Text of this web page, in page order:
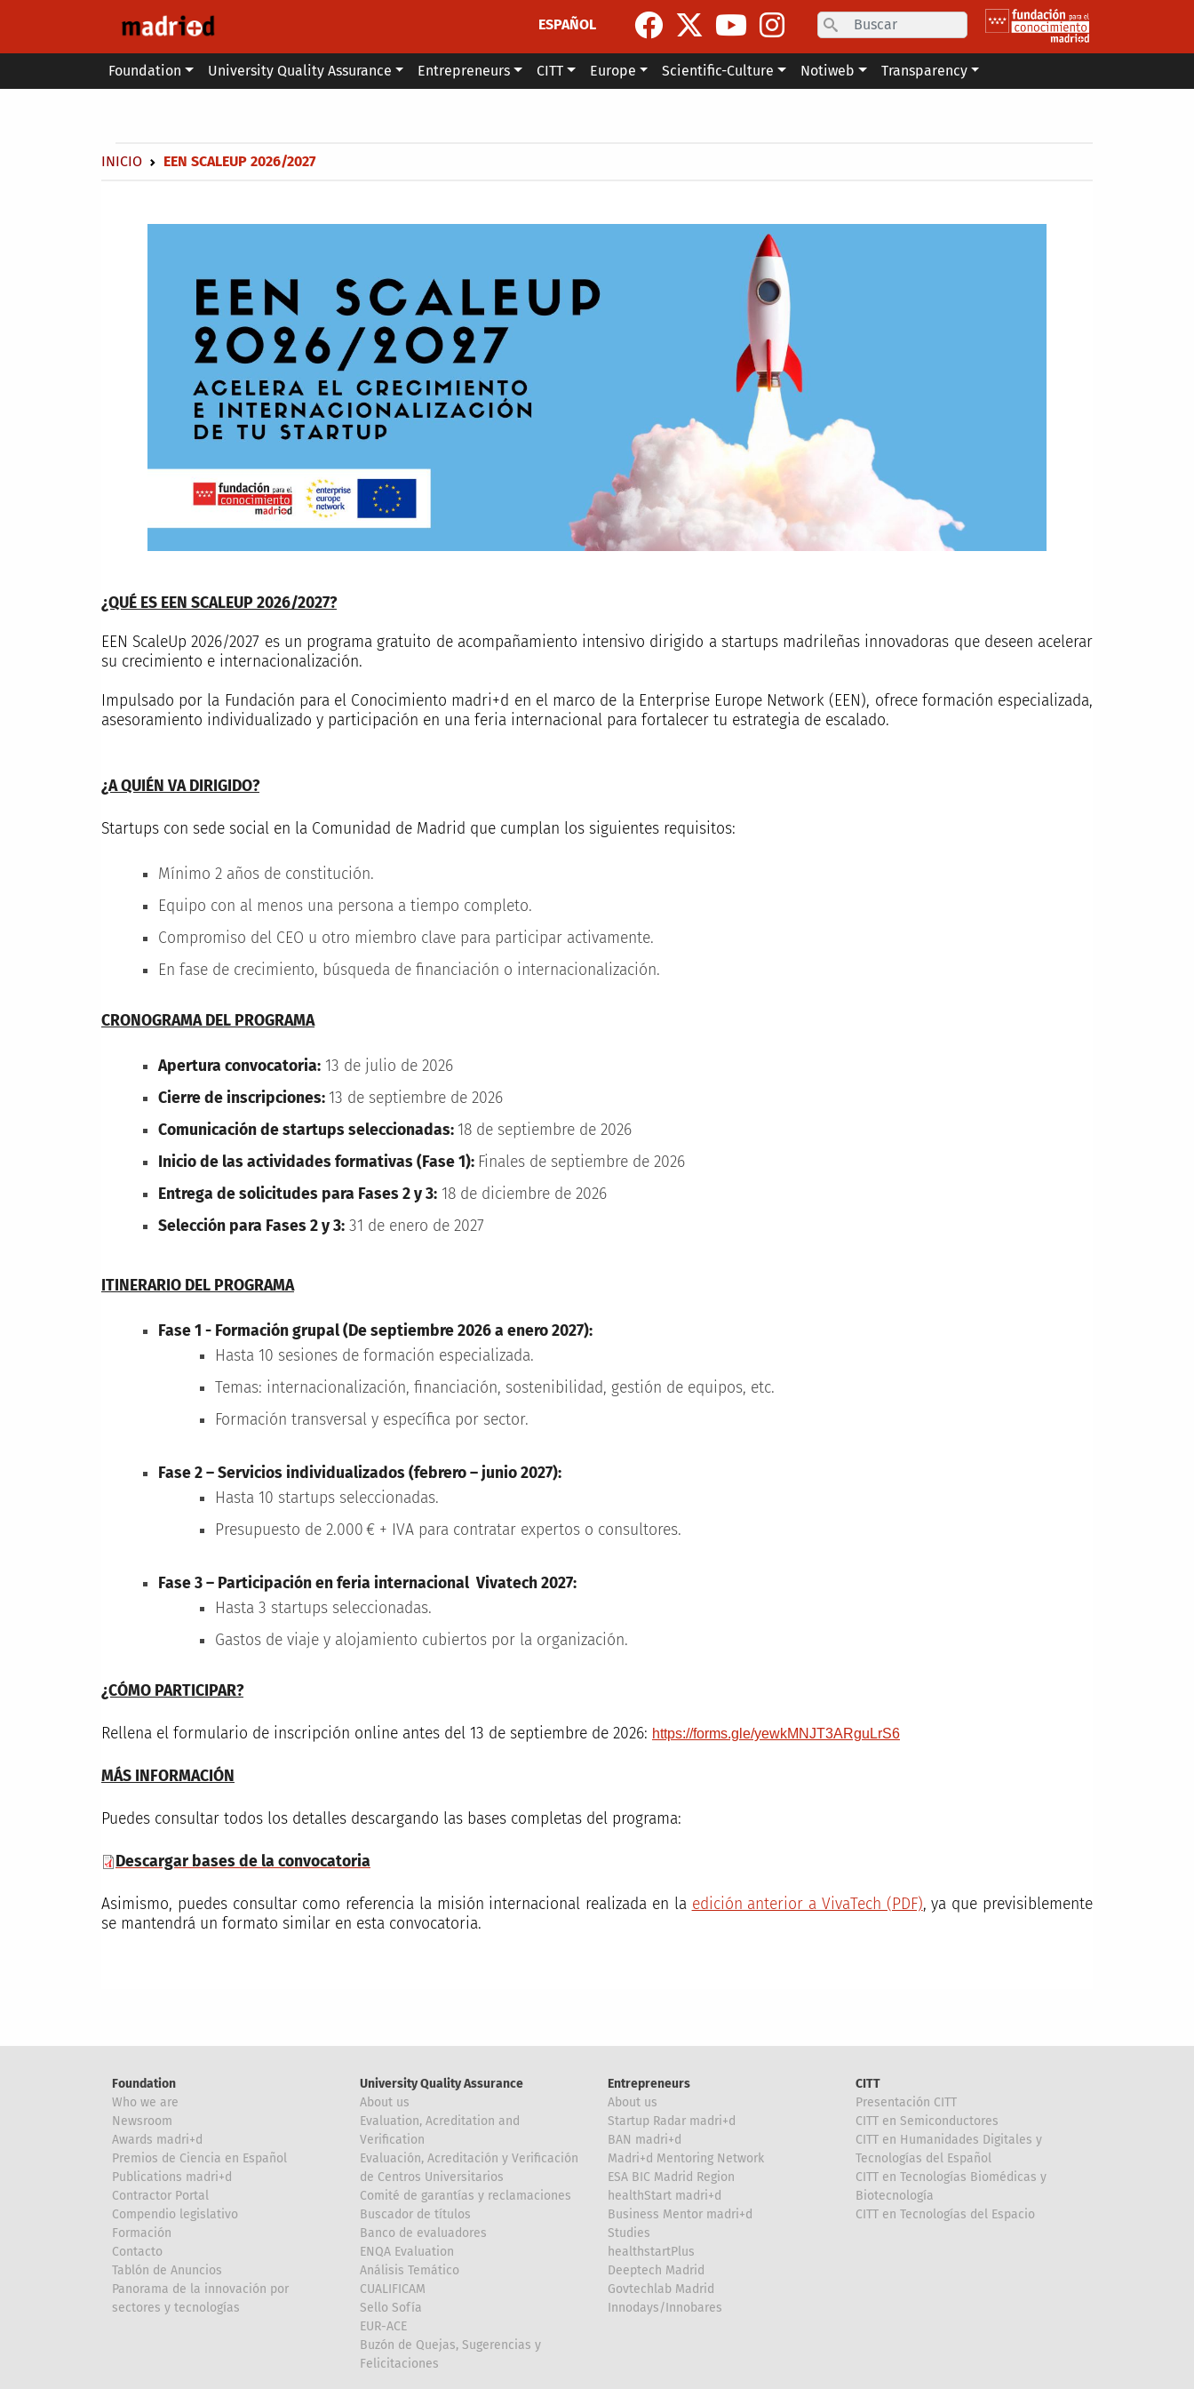
ESPAÑOL
Search
Main menu
Foundation University Quality Assurance Entrepreneurs CITT Europe Scientific-Culture Notiweb Transparency
Breadcrumb
INICIO EEN SCALEUP 2026/2027
¿QUÉ ES EEN SCALEUP 2026/2027?
EEN ScaleUp 2026/2027 es un programa gratuito de acompañamiento intensivo dirigido a startups madrileñas innovadoras que deseen acelerar
su crecimiento e internacionalización.
Impulsado por la Fundación para el Conocimiento madri+d en el marco de la Enterprise Europe Network (EEN), ofrece formación especializada,
asesoramiento individualizado y participación en una feria internacional para fortalecer tu estrategia de escalado.
¿A QUIÉN VA DIRIGIDO?
Startups con sede social en la Comunidad de Madrid que cumplan los siguientes requisitos:
Mínimo 2 años de constitución.
Equipo con al menos una persona a tiempo completo.
Compromiso del CEO u otro miembro clave para participar activamente.
En fase de crecimiento, búsqueda de financiación o internacionalización.
CRONOGRAMA DEL PROGRAMA
Apertura convocatoria: 13 de julio de 2026
Cierre de inscripciones: 13 de septiembre de 2026
Comunicación de startups seleccionadas: 18 de septiembre de 2026
Inicio de las actividades formativas (Fase 1): Finales de septiembre de 2026
Entrega de solicitudes para Fases 2 y 3: 18 de diciembre de 2026
Selección para Fases 2 y 3: 31 de enero de 2027
ITINERARIO DEL PROGRAMA
Fase 1 - Formación grupal (De septiembre 2026 a enero 2027):
Hasta 10 sesiones de formación especializada.
Temas: internacionalización, financiación, sostenibilidad, gestión de equipos, etc.
Formación transversal y específica por sector.
Fase 2 – Servicios individualizados (febrero – junio 2027):
Hasta 10 startups seleccionadas.
Presupuesto de 2.000 € + IVA para contratar expertos o consultores.
Fase 3 – Participación en feria internacional Vivatech 2027:
Hasta 3 startups seleccionadas.
Gastos de viaje y alojamiento cubiertos por la organización.
¿CÓMO PARTICIPAR?
Rellena el formulario de inscripción online antes del 13 de septiembre de 2026: https://forms.gle/yewkMNJT3ARguLrS6
MÁS INFORMACIÓN
Puedes consultar todos los detalles descargando las bases completas del programa:
Descargar bases de la convocatoria
Asimismo, puedes consultar como referencia la misión internacional realizada en la edición anterior a VivaTech (PDF), ya que previsiblemente
se mantendrá un formato similar en esta convocatoria.
Foundation
Who we are
Newsroom
Awards madri+d
Premios de Ciencia en Español
Publications madri+d
Contractor Portal
Compendio legislativo
Formación
Contacto
Tablón de Anuncios
Panorama de la innovación por
sectores y tecnologías
University Quality Assurance
About us
Evaluation, Acreditation and
Verification
Evaluación, Acreditación y Verificación
de Centros Universitarios
Comité de garantías y reclamaciones
Buscador de títulos
Banco de evaluadores
ENQA Evaluation
Análisis Temático
CUALIFICAM
Sello Sofía
EUR-ACE
Buzón de Quejas, Sugerencias y
Felicitaciones
Entrepreneurs
About us
Startup Radar madri+d
BAN madri+d
Madri+d Mentoring Network
ESA BIC Madrid Region
healthStart madri+d
Business Mentor madri+d
Studies
healthstartPlus
Deeptech Madrid
Govtechlab Madrid
Innodays/Innobares
CITT
Presentación CITT
CITT en Semiconductores
CITT en Humanidades Digitales y
Tecnologías del Español
CITT en Tecnologías Biomédicas y
Biotecnología
CITT en Tecnologías del Espacio